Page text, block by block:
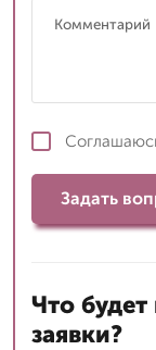
Задать
Что
заявки?